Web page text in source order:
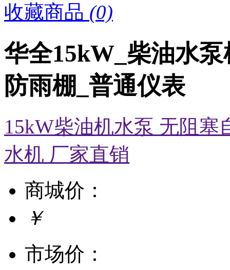
收藏商品 (0)
华全15kW_柴油水
防雨棚_普通仪表
15kW柴油机水泵 无阻
水机 厂家直销
商城价：
￥
市场价：